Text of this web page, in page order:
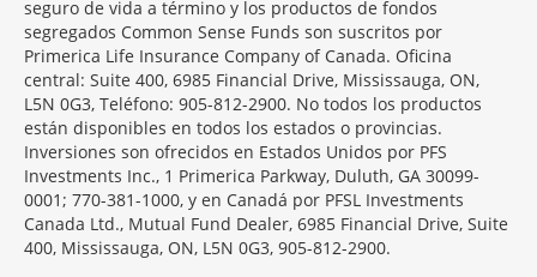
seguro de vida a término y los productos de fondos
segregados Common Sense Funds son suscritos por
Primerica Life Insurance Company of Canada. Oficina
central: Suite 400, 6985 Financial Drive, Mississauga, ON,
L5N 0G3, Teléfono: 905-812-2900. No todos los productos
están disponibles en todos los estados o provincias.
Inversiones son ofrecidos en Estados Unidos por PFS
Investments Inc., 1 Primerica Parkway, Duluth, GA 30099-
0001; 770-381-1000, y en Canadá por PFSL Investments
Canada Ltd., Mutual Fund Dealer, 6985 Financial Drive, Suite
400, Mississauga, ON, L5N 0G3, 905-812-2900.